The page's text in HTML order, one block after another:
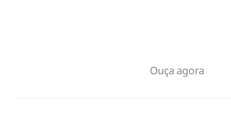
Ouça agora